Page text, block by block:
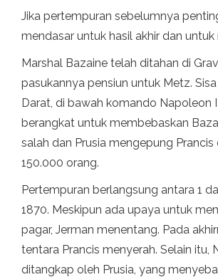
Jika pertempuran sebelumnya
mendasar untuk hasil akhir dan untuk
Marshal Bazaine telah ditahan di
pasukannya pensiun untuk Metz.
Darat, di bawah komando Napoleon
berangkat untuk membebaskan
salah dan Prusia mengepung Prancis
150.000 orang.
Pertempuran berlangsung antara 1
1870. Meskipun ada upaya untuk
pagar, Jerman menentang. Pada
tentara Prancis menyerah. Selain itu,
ditangkap oleh Prusia, yang